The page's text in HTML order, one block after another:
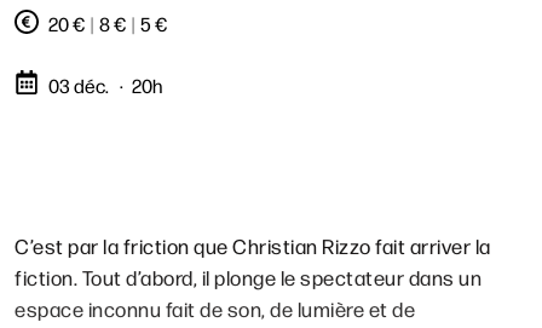
20 € | 8 € | 5 €
03 déc. 20h
C’est par la friction que Christian Rizzo fait arriver la
fiction. Tout d’abord, il plonge le spectateur dans un
espace inconnu fait de son, de lumière et de